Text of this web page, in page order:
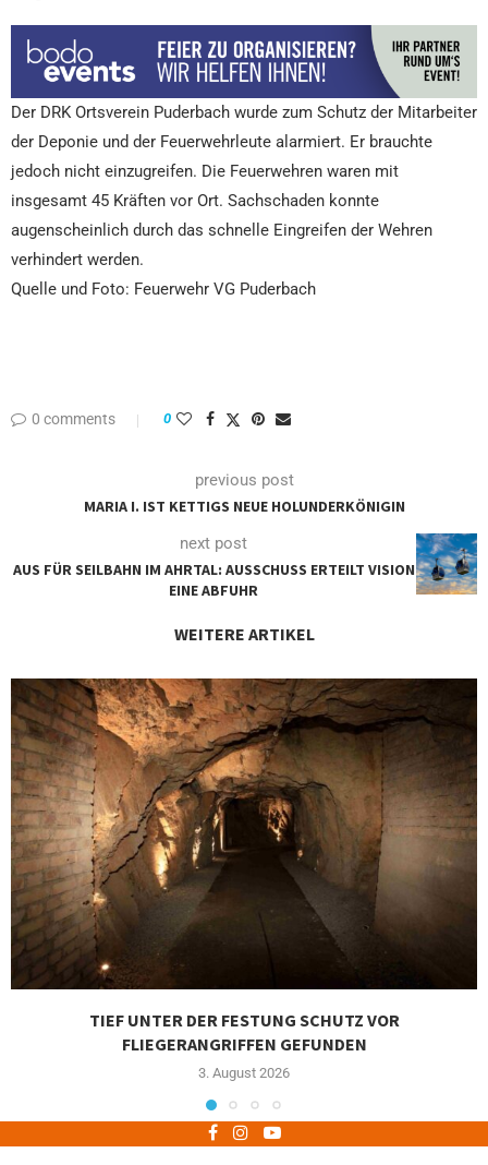
Der DRK Ortsverein Puderbach wurde zum Schutz der Mitarbeiter
der Deponie und der Feuerwehrleute alarmiert. Er brauchte
jedoch nicht einzugreifen. Die Feuerwehren waren mit
insgesamt 45 Kräften vor Ort. Sachschaden konnte
augenscheinlich durch das schnelle Eingreifen der Wehren
verhindert werden.
Quelle und Foto: Feuerwehr VG Puderbach
0 comments 0
previous post
MARIA I. IST KETTIGS NEUE HOLUNDERKÖNIGIN
next post
AUS FÜR SEILBAHN IM AHRTAL: AUSSCHUSS ERTEILT VISION
EINE ABFUHR
WEITERE ARTIKEL
TIEF UNTER DER FESTUNG SCHUTZ VOR
FLIEGERANGRIFFEN GEFUNDEN
3. August 2026